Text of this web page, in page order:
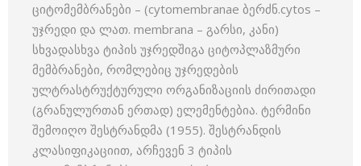
ციტომემბრანები – (cytomembranae ბერძნ.cytos –
უჯრედი და ლათ. membrana – გარსი, კანი)
სხვადასხვა ტიპის უჯრედშიგა ციტოპლაზმური
მემბრანები, რომლებიც უჯრედების
ულტრასტრუქტურული ორგანიზაციის ძირითადი
(გრანულურთან ერთად) ელემენტებია. ტერმინი
შემოიღო შესტრანდმა (1955). შესტრანდის
კლასიფიკაციით, არჩევენ 3 ტიპის